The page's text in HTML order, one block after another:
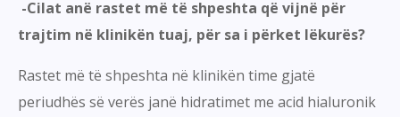
-Cilat anë rastet më të shpeshta që vijnë për
trajtim në klinikën tuaj, për sa i përket lëkurës?
Rastet më të shpeshta në klinikën time gjatë
periudhës së verës janë hidratimet me acid hialuronik